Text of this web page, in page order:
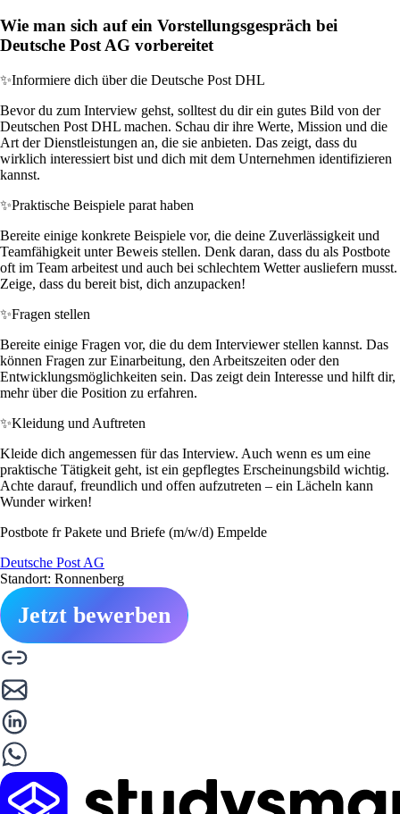
Wie man sich auf ein Vorstellungsgespräch bei
Deutsche Post AG vorbereitet
✨Informiere dich über die Deutsche Post DHL
Bevor du zum Interview gehst, solltest du dir ein gutes Bild von der
Deutschen Post DHL machen. Schau dir ihre Werte, Mission und die
Art der Dienstleistungen an, die sie anbieten. Das zeigt, dass du
wirklich interessiert bist und dich mit dem Unternehmen identifizieren
kannst.
✨Praktische Beispiele parat haben
Bereite einige konkrete Beispiele vor, die deine Zuverlässigkeit und
Teamfähigkeit unter Beweis stellen. Denk daran, dass du als Postbote
oft im Team arbeitest und auch bei schlechtem Wetter ausliefern musst.
Zeige, dass du bereit bist, dich anzupacken!
✨Fragen stellen
Bereite einige Fragen vor, die du dem Interviewer stellen kannst. Das
können Fragen zur Einarbeitung, den Arbeitszeiten oder den
Entwicklungsmöglichkeiten sein. Das zeigt dein Interesse und hilft dir,
mehr über die Position zu erfahren.
✨Kleidung und Auftreten
Kleide dich angemessen für das Interview. Auch wenn es um eine
praktische Tätigkeit geht, ist ein gepflegtes Erscheinungsbild wichtig.
Achte darauf, freundlich und offen aufzutreten – ein Lächeln kann
Wunder wirken!
Postbote fr Pakete und Briefe (m/w/d) Empelde
Deutsche Post AG
Standort: Ronnenberg
Jetzt bewerben